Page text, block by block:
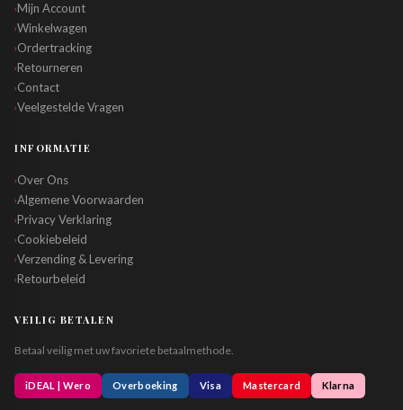
›Mijn Account
›Winkelwagen
›Ordertracking
›Retourneren
›Contact
›Veelgestelde Vragen
INFORMATIE
›Over Ons
›Algemene Voorwaarden
›Privacy Verklaring
›Cookiebeleid
›Verzending & Levering
›Retourbeleid
VEILIG BETALEN
Betaal veilig met uw favoriete betaalmethode.
iDEAL | Wero Overboeking Visa Mastercard Klarna